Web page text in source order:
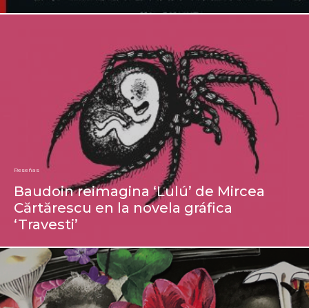
Reseñas
Baudoin reimagina ‘Lulú’ de Mircea
Cărtărescu en la novela gráfica
‘Travesti’